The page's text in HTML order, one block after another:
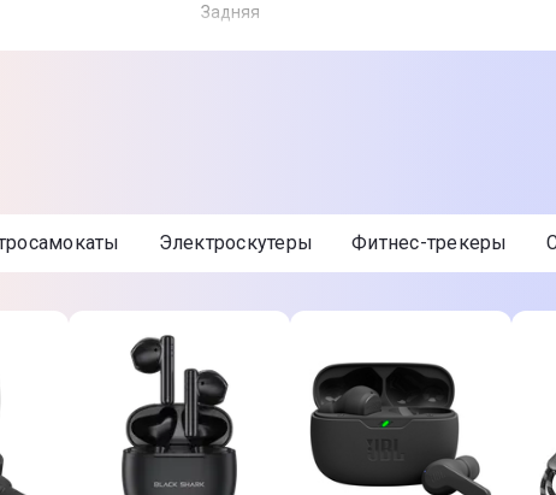
Задняя
Черный
От 150 см
Электроскутеры Фитнес-трекеры